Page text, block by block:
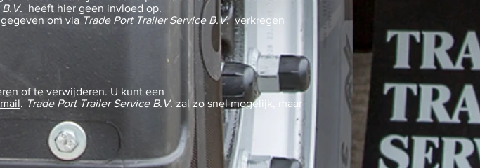
heeft hier geen invloed op.
om via Trade Port Trailer Service B.V.verkregen
of te verwijderen. U kunt een
. Trade Port Trailer Service B.V. zal zo snel mogelijk, maar